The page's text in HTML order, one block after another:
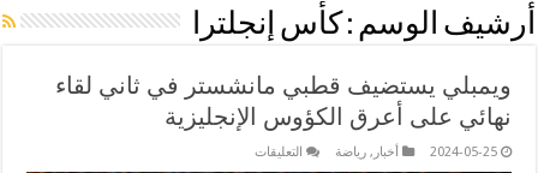
أرشيف الوسم : كأس إنجلترا
ويمبلي يستضيف قطبي مانشستر في ثاني لقاء
نهائي على أعرق الكؤوس الإنجليزية
2024-05-25 أخبار ,رياضة التعليقات